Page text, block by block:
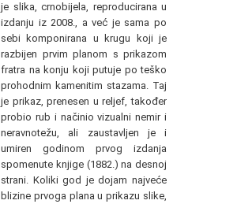
je slika, crnobijela, reproducirana u
izdanju iz 2008., a već je sama po
sebi komponirana u krugu koji je
razbijen prvim planom s prikazom
fratra na konju koji putuje po teško
prohodnim kamenitim stazama. Taj
je prikaz, prenesen u reljef, također
probio rub i načinio vizualni nemir i
neravnotežu, ali zaustavljen je i
umiren godinom prvog izdanja
spomenute knjige (1882.) na desnoj
strani. Koliki god je dojam najveće
blizine prvoga plana u prikazu slike,